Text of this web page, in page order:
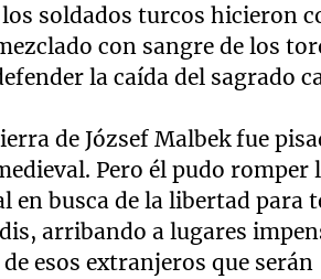
soldados turcos hicieron
con sangre de los
la caída del sagrado
de József Malbek fue
Pero él pudo romper
en busca de la libertad para
arribando a lugares
esos extranjeros que serán